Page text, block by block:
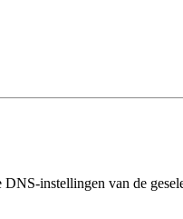
instellingen van de